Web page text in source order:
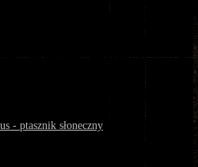
- ptasznik słoneczny